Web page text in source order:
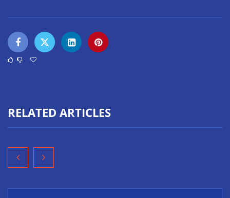
RELATED ARTICLES